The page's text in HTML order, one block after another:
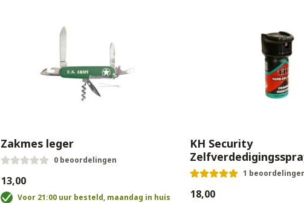
Zakmes leger
0 beoordelingen
€13,00
Voor 21:00 uur besteld, maandag in huis
KH Security
1
€18,00